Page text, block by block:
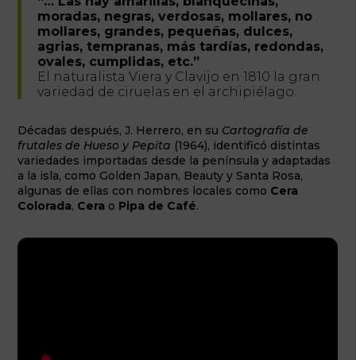
moradas, negras, verdosas, mollares, no
mollares, grandes, pequeñas, dulces,
agrias, tempranas, más tardías, redondas,
ovales, cumplidas, etc.”
El naturalista Viera y Clavijo en 1810 la gran
variedad de ciruelas en el archipiélago.
Décadas después, J. Herrero, en su Cartografía de
frutales de Hueso y Pepita (1964), identificó distintas
variedades importadas desde la península y adaptadas
a la isla, como Golden Japan, Beauty y Santa Rosa,
algunas de ellas con nombres locales como Cera
Colorada, Cera o Pipa de Café.